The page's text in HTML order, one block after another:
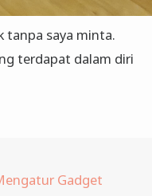
tanpa saya minta.
terdapat dalam diri
Gadget